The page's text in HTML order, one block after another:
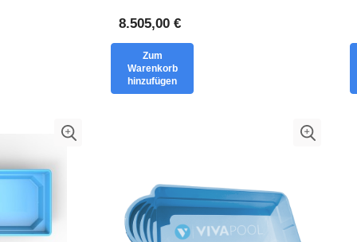
8.505,00 €
Zum
Warenkorb
hinzufügen